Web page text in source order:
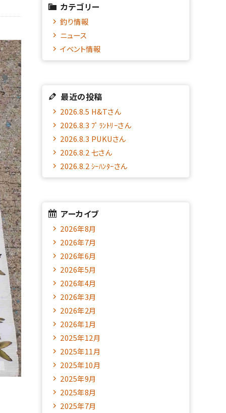
カテゴリー
釣り情報
ニュース
イベント情報
最近の投稿
2026.8.5 H&Tさん
2026.8.3 ﾌﾟﾗﾝﾄﾘｰさん
2026.8.3 PUKUさん
2026.8.2 七さん
2026.8.2 ｼｰﾊﾝﾀｰさん
アーカイブ
2026年8月
2026年7月
2026年6月
2026年5月
2026年4月
2026年3月
2026年2月
2026年1月
2025年12月
2025年11月
2025年10月
2025年9月
2025年8月
2025年7月